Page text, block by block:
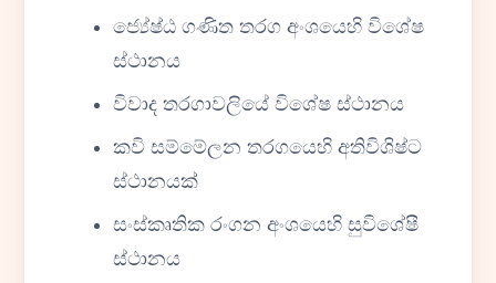
ජ්‍යේෂ්ඨ ගණිත තරග අංශයෙහි විශේෂ
ස්ථානය
විවාද තරගාවලියේ විශේෂ ස්ථානය
කවි සම්මේලන තරගයෙහි අතිවිශිෂ්ට
ස්ථානයක්
සංස්කෘතික රංගන අංශයෙහි සුවිශේෂී
ස්ථානය